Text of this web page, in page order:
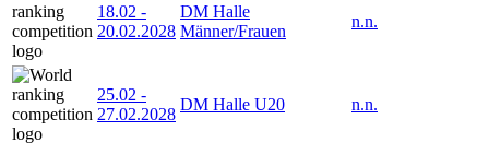
18.02 -
20.02.2028
DM Halle
Männer/Frauen
n.n.
25.02 -
27.02.2028
DM Halle U20 n.n.